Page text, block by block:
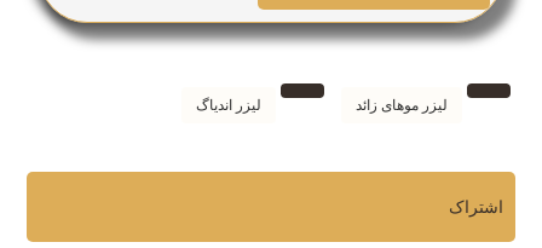
لیزر موهای زائد لیزر اندیاگ